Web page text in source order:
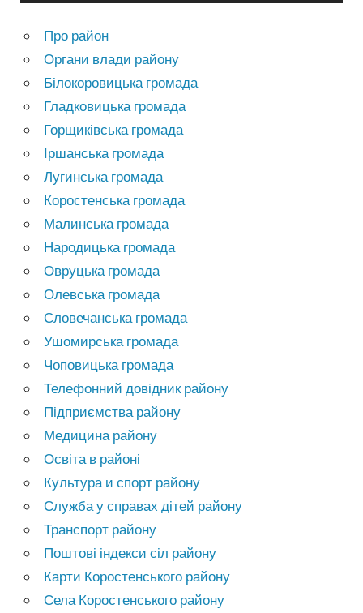
Про район
Органи влади району
Білокоровицька громада
Гладковицька громада
Горщиківська громада
Іршанська громада
Лугинська громада
Коростенська громада
Малинська громада
Народицька громада
Овруцька громада
Олевська громада
Словечанська громада
Ушомирська громада
Чоповицька громада
Телефонний довідник району
Підприємства району
Медицина району
Освіта в районі
Культура и спорт району
Служба у справах дітей району
Транспорт району
Поштові індекси сіл району
Карти Коростенського району
Села Коростенського району